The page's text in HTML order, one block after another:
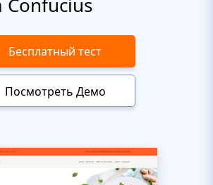
Бесплатный тест
Посмотреть Демо